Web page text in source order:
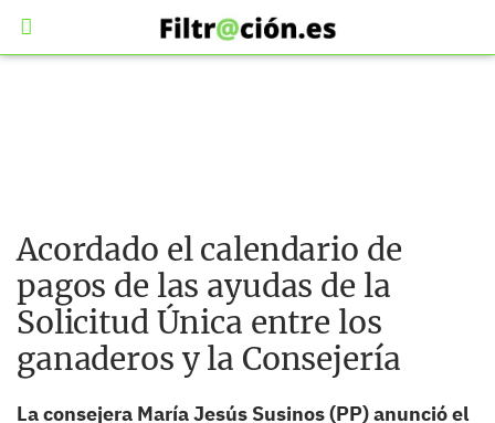
Acordado el calendario de
pagos de las ayudas de la
Solicitud Única entre los
ganaderos y la Consejería
La consejera María Jesús Susinos (PP) anunció el